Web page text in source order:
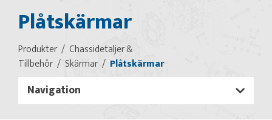
Plåtskärmar
Produkter
Chassidetaljer &
Tillbehör
Skärmar Plåtskärmar
Navigation